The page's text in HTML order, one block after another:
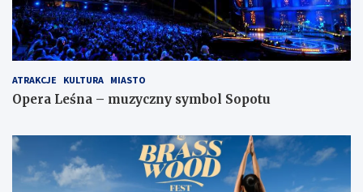
ATRAKCJE KULTURA MIASTO
Opera Leśna – muzyczny symbol Sopotu